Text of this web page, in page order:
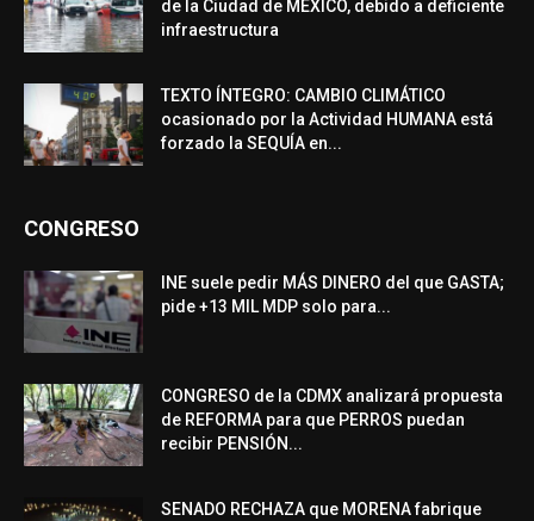
de la Ciudad de MÉXICO, debido a deficiente
infraestructura
TEXTO ÍNTEGRO: CAMBIO CLIMÁTICO
ocasionado por la Actividad HUMANA está
forzado la SEQUÍA en...
CONGRESO
INE suele pedir MÁS DINERO del que GASTA;
pide +13 MIL MDP solo para...
CONGRESO de la CDMX analizará propuesta
de REFORMA para que PERROS puedan
recibir PENSIÓN...
SENADO RECHAZA que MORENA fabrique